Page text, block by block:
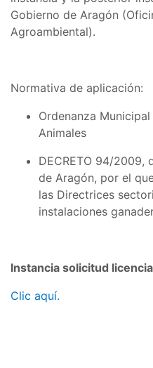
Gobierno de Aragón
Agroambiental).
Normativa de aplicación:
Ordenanza
Animales
DECRETO 94/2009,
de Aragón, por el
las Directrices
instalaciones
Instancia solicitud
Clic aquí.